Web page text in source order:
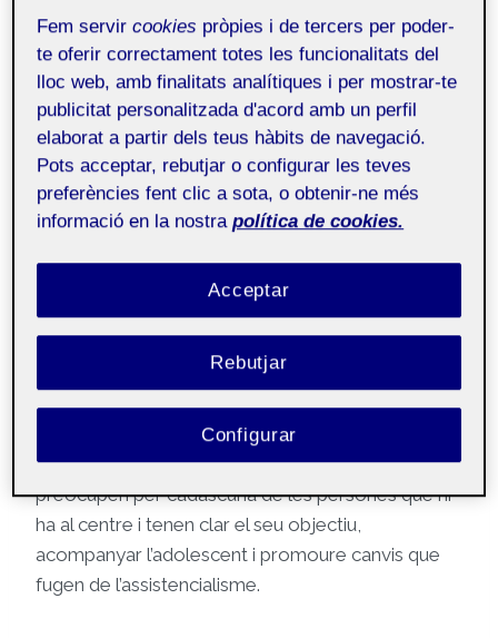
mode de conclusió i tancament d’aquesta etapa.
Primer de tot, agrair el centre per acollir-me i
acompanyar-me en aquesta etapa.
Em ve de gust comentar, des d’una visió
psicopedagògica, el gran treball que fa l’hospital
de dia de Nou Barris amb els adolescents i joves
de tots els professionals permet mantenir una
atenció individual total de cadascun dels casos
que acullen. Psicòlogues, educadores,
treballadores socials i psicopedagogues treballen
en xarxa en tot moment, intercanviant informació i
indagant a partir d’aquesta per traçar plans
conjunts i ser el màxim d’efectives possibles. Es
preocupen per cadascuna de les persones que hi
ha al centre i tenen clar el seu objectiu,
acompanyar l’adolescent i promoure canvis que
fugen de l’assistencialisme.
Fem servircookies pròpies i de tercers per poder-
te oferir correctament totes les funcionalitats del
lloc web, amb finalitats analítiques i per mostrar-te
publicitat personalitzada d'acord amb un perfil
elaborat a partir dels teus hàbits de navegació.
Pots acceptar, rebutjar o configurar les teves
preferències fent clic a sota, o obtenir-ne més
informació en la nostra política de cookies.
Rebutjar
Acceptar
Configurar